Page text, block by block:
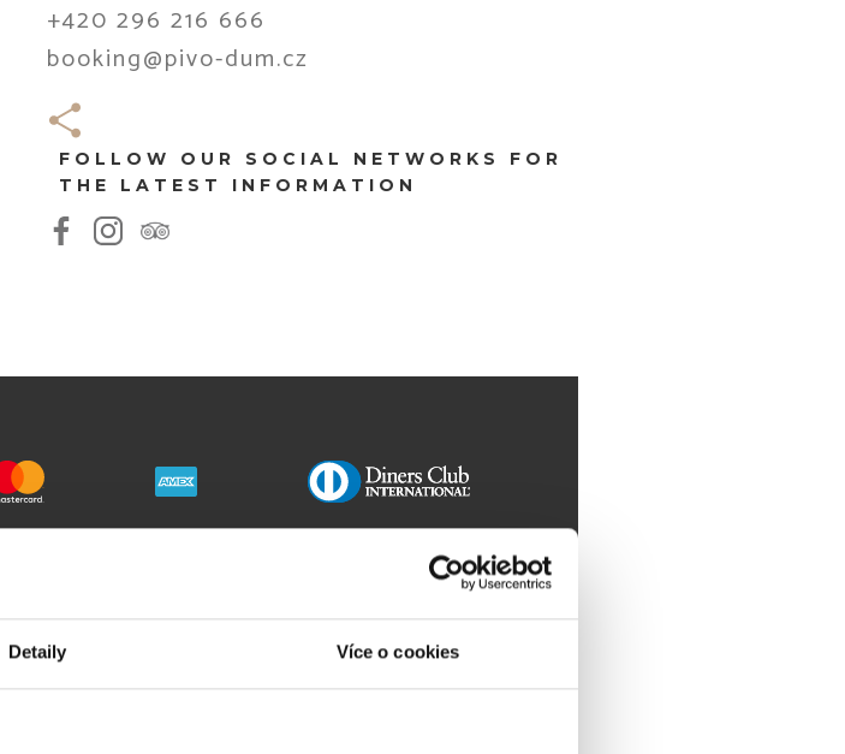
Detaily Více o cookies
+420 296 216 666
booking@pivo-dum.cz
FOLLOW OUR SOCIAL NETWORKS FOR
THE LATEST INFORMATION